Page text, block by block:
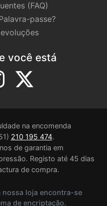
(FAQ)
passe?
você está
na encomenda
210 195 474.
de garantia em
Registo até 45 dias
de compra.
loja encontra-se
de encriptação.